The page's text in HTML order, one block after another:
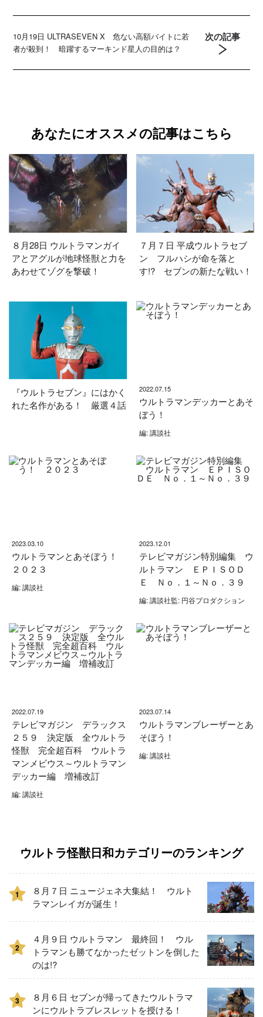
10月19日 ULTRASEVEN X 危ない高額バイトに若
者が殺到！ 暗躍するマーキンド星人の目的は？
次の記事
あなたにオススメの記事はこちら
８月28日 ウルトラマンガイ
アとアグルが地球怪獣と力を
あわせてゾグを撃破！
７月７日 平成ウルトラセブ
ン フルハシが命を落と
す!? セブンの新たな戦い！
『ウルトラセブン』にはかく
れた名作がある！ 厳選４話
2022.07.15
ウルトラマンデッカーとあそ
ぼう！
編: 講談社
2023.03.10
ウルトラマンとあそぼう！
２０２３
編: 講談社
2023.12.01
テレビマガジン特別編集 ウ
ルトラマン ＥＰＩＳＯＤ
Ｅ Ｎｏ．１～Ｎｏ．３９
編: 講談社監: 円谷プロダクション
2022.07.19
テレビマガジン デラックス
２５９ 決定版 全ウルトラ
怪獣 完全超百科 ウルトラ
マンメビウス～ウルトラマン
デッカー編 増補改訂
編: 講談社
2023.07.14
ウルトラマンブレーザーとあ
そぼう！
編: 講談社
ウルトラ怪獣日和カテゴリーのランキング
1
８月７日 ニュージェネ大集結！ ウルト
ラマンレイガが誕生！
2
４月９日 ウルトラマン 最終回！ ウル
トラマンも勝てなかったゼットンを倒した
のは!?
3
８月６日 セブンが帰ってきたウルトラマ
ンにウルトラブレスレットを授ける！